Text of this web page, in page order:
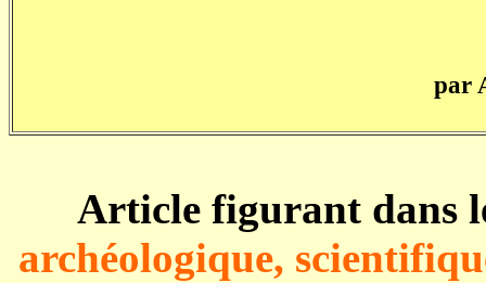
par
Article figurant dans
archéologique,